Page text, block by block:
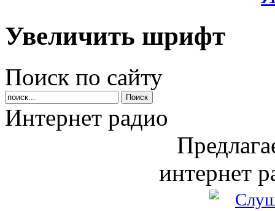
Увеличить шрифт
Поиск по сайту
Интернет радио
интернет